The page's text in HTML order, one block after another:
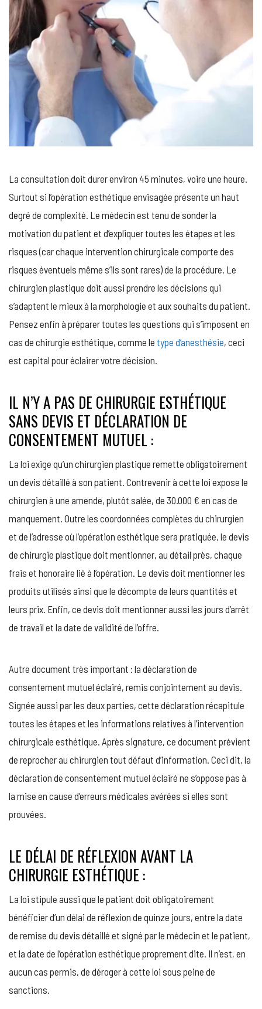
La consultation doit durer environ 45 minutes, voire une heure.
Surtout si l’opération esthétique envisagée présente un haut
degré de complexité. Le médecin est tenu de sonder la
motivation du patient et d’expliquer toutes les étapes et les
risques (car chaque intervention chirurgicale comporte des
risques éventuels même s’ils sont rares) de la procédure. Le
chirurgien plastique doit aussi prendre les décisions qui
s’adaptent le mieux à la morphologie et aux souhaits du patient.
Pensez enfin à préparer toutes les questions qui s’imposent en
cas de chirurgie esthétique, comme le type d’anesthésie, ceci
est capital pour éclairer votre décision.
IL N’Y A PAS DE CHIRURGIE ESTHÉTIQUE
SANS DEVIS ET DÉCLARATION DE
CONSENTEMENT MUTUEL :
La loi exige qu’un chirurgien plastique remette obligatoirement
un devis détaillé à son patient. Contrevenir à cette loi expose le
chirurgien à une amende, plutôt salée, de 30.000 € en cas de
manquement. Outre les coordonnées complètes du chirurgien
et de l’adresse où l’opération esthétique sera pratiquée, le devis
de chirurgie plastique doit mentionner, au détail près, chaque
frais et honoraire lié à l’opération. Le devis doit mentionner les
produits utilisés ainsi que le décompte de leurs quantités et
leurs prix. Enfin, ce devis doit mentionner aussi les jours d’arrêt
de travail et la date de validité de l’offre.
Autre document très important : la déclaration de
consentement mutuel éclairé, remis conjointement au devis.
Signée aussi par les deux parties, cette déclaration récapitule
toutes les étapes et les informations relatives à l’intervention
chirurgicale esthétique. Après signature, ce document prévient
de reprocher au chirurgien tout défaut d’information. Ceci dit, la
déclaration de consentement mutuel éclairé ne s’oppose pas à
la mise en cause d’erreurs médicales avérées si elles sont
prouvées.
LE DÉLAI DE RÉFLEXION AVANT LA
CHIRURGIE ESTHÉTIQUE :
La loi stipule aussi que le patient doit obligatoirement
bénéficier d’un délai de réflexion de quinze jours, entre la date
de remise du devis détaillé et signé par le médecin et le patient,
et la date de l’opération esthétique proprement dite. Il n’est, en
aucun cas permis, de déroger à cette loi sous peine de
sanctions.